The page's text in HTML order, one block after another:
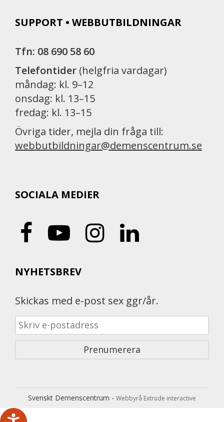
SUPPORT • WEBBUTBILDNINGAR
Tfn: 08 690 58 60
Telefontider (helgfria vardagar)
måndag: kl. 9–12
onsdag: kl. 13–15
fredag: kl. 13–15
Övriga tider, mejla din fråga till:
webbutbildningar@demenscentrum.se
SOCIALA MEDIER
NYHETSBREV
Skickas med e-post sex ggr/år.
Svenskt Demenscentrum - Webbyrå Extrude interactive